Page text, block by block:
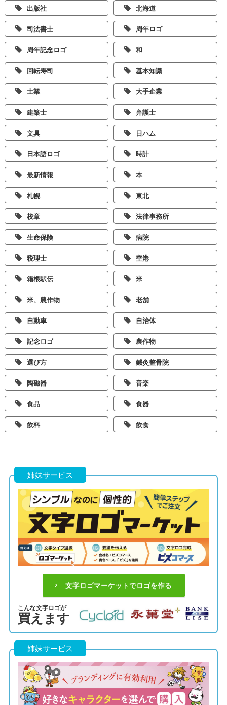
出版社 北海道
司法書士 周年ロゴ
周年記念ロゴ 和
回転寿司 基本知識
士業 大手企業
建築士 弁護士
文具 日ハム
日本語ロゴ 時計
最新情報 本
札幌 東北
校章 法律事務所
生命保険 病院
税理士 空港
箱根駅伝 米
米、農作物 老舗
自動車 自治体
記念ロゴ 農作物
選び方 鍼灸整骨院
陶磁器 音楽
食品 食器
飲料 飲食
姉妹サービス
文字ロゴマーケットでロゴを作る
こんな文字ロゴが
買えます
姉妹サービス